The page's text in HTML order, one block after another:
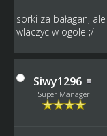
sorki za bałagan,
wlaczyc w ogole ;/
Siwy1296
Super Manager